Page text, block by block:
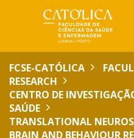
FCSE-CATÓLICA
RESEARCH
CENTRO DE
SAÚDE
TRANSLATIONAL
BRAIN AND BEHAVIOUR